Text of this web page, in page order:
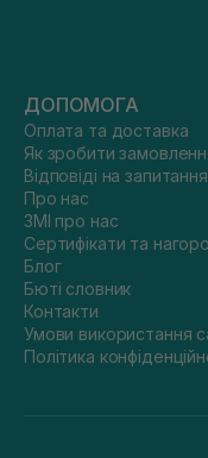
ДОПОМОГА
Оплата та доставка
Як зробити
Відповіді на запитання
Про нас
ЗМІ про нас
Сертифікати та
Блог
Бюті словник
Контакти
Умови використання
Політика